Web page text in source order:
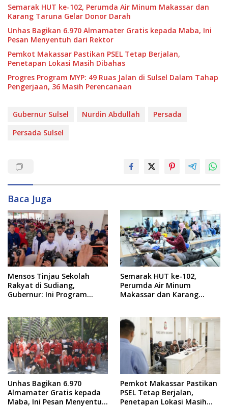
Semarak HUT ke-102, Perumda Air Minum Makassar dan
Karang Taruna Gelar Donor Darah
Unhas Bagikan 6.970 Almamater Gratis kepada Maba, Ini
Pesan Menyentuh dari Rektor
Pemkot Makassar Pastikan PSEL Tetap Berjalan,
Penetapan Lokasi Masih Dibahas
Progres Program MYP: 49 Ruas Jalan di Sulsel Dalam Tahap
Pengerjaan, 36 Masih Perencanaan
Gubernur Sulsel Nurdin Abdullah
Persada
Persada Sulsel
Baca Juga
Mensos Tinjau Sekolah
Rakyat di Sudiang,
Gubernur: Ini Program
Semarak HUT ke-102,
Perumda Air Minum
Makassar dan Karang
Unhas Bagikan 6.970
Almamater Gratis kepada
Maba, Ini Pesan Menyentuh
Pemkot Makassar Pastikan
PSEL Tetap Berjalan,
Penetapan Lokasi Masih